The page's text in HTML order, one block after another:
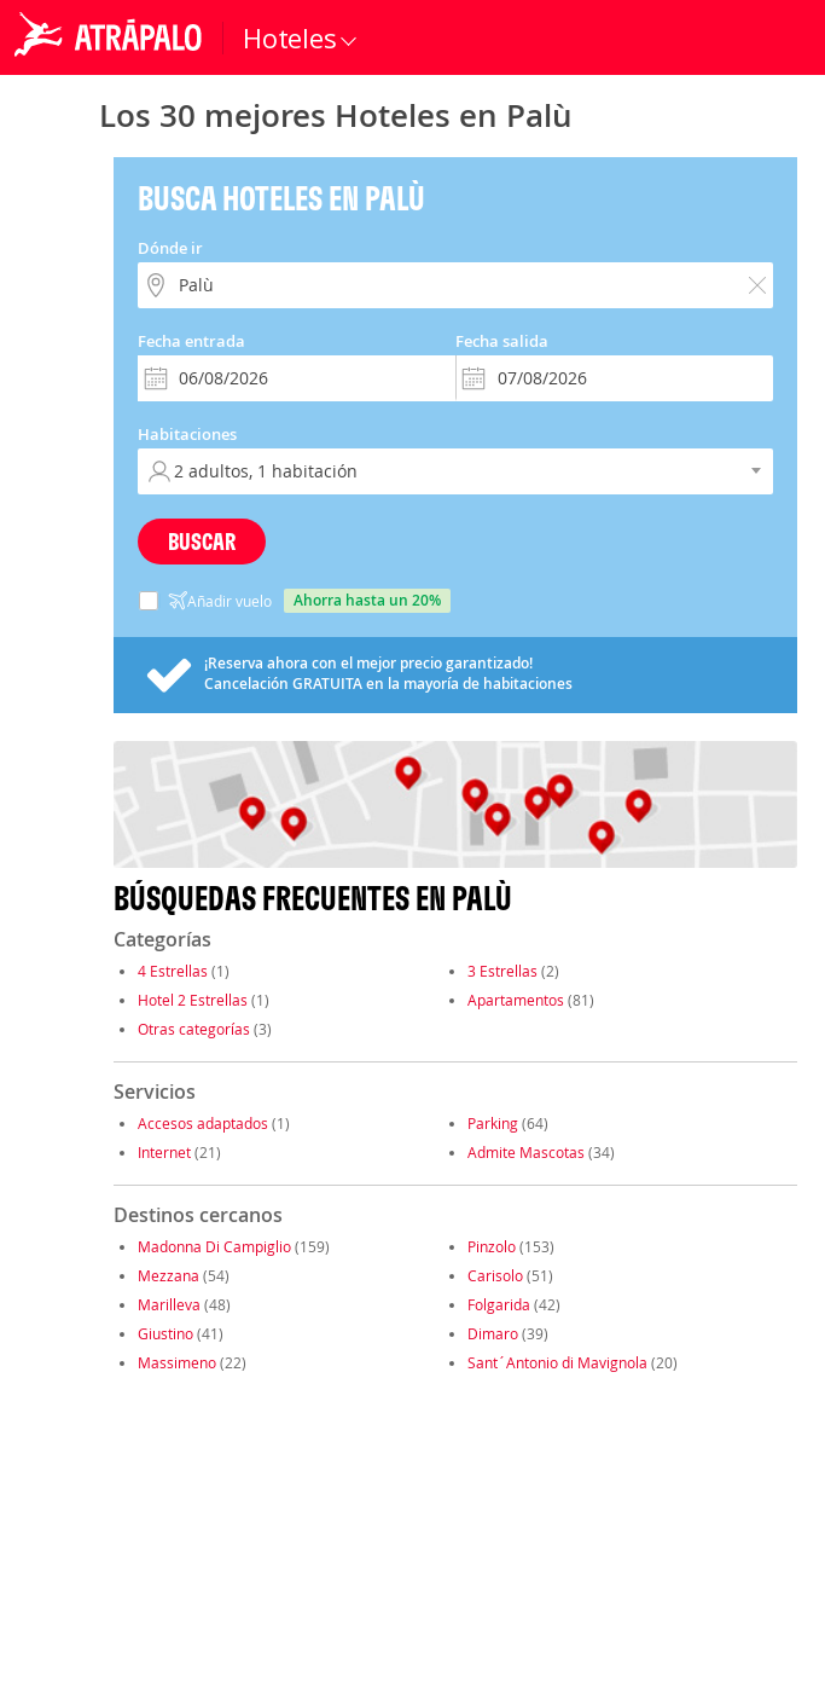
Hoteles
Los 30 mejores Hoteles en Palù
BUSCA HOTELES EN PALÙ
Dónde ir
Fecha entrada Fecha salida
Habitaciones
BUSCAR
Añadir vuelo ahorra hasta un 20%
¡Reserva ahora con el mejor precio garantizado!
Cancelación GRATUITAen la mayoría de habitaciones
BÚSQUEDAS FRECUENTES EN PALÙ
Categorías
4 Estrellas (1) 3 Estrellas (2)
Hotel 2 Estrellas (1) Apartamentos (81)
Otras categorías (3)
Servicios
Accesos adaptados (1) Parking(64)
Internet(21) Admite Mascotas (34)
Destinos cercanos
Madonna Di Campiglio(159) Pinzolo(153)
Mezzana (54) Carisolo(51)
Marilleva (48) Folgarida (42)
Giustino(41) Dimaro(39)
Massimeno(22) Sant´Antonio di Mavignola (20)